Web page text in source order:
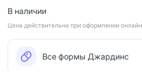
В наличии
Цена действительна при оформлении онлайн
Все формы Джардинс